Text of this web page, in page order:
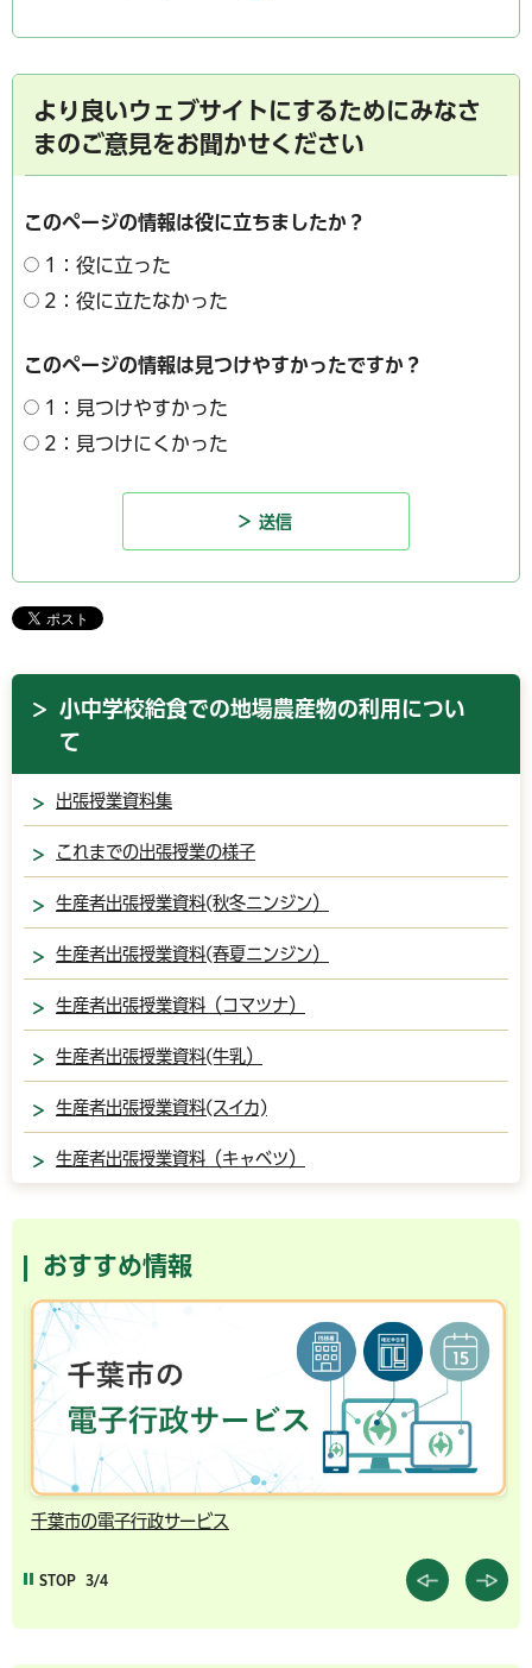
より良いウェブサイトにするためにみなさ
まのご意見をお聞かせください
このページの情報は役に立ちましたか？
1：役に立った
2：役に立たなかった
このページの情報は見つけやすかったですか？
1：見つけやすかった
2：見つけにくかった
小中学校給食での地場農産物の利用につい
て
出張授業資料集
これまでの出張授業の様子
生産者出張授業資料(秋冬ニンジン）
生産者出張授業資料(春夏ニンジン）
生産者出張授業資料（コマツナ）
生産者出張授業資料(牛乳）
生産者出張授業資料(スイカ)
生産者出張授業資料（キャベツ）
おすすめ情報
千葉市の電子行政サービス
STOP 3/4